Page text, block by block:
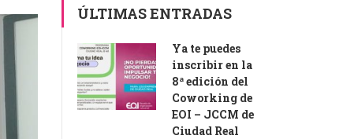
ÚLTIMAS ENTRADAS
Ya te puedes
inscribir en la
8ª edición del
Coworking de
EOI – JCCM de
Ciudad Real